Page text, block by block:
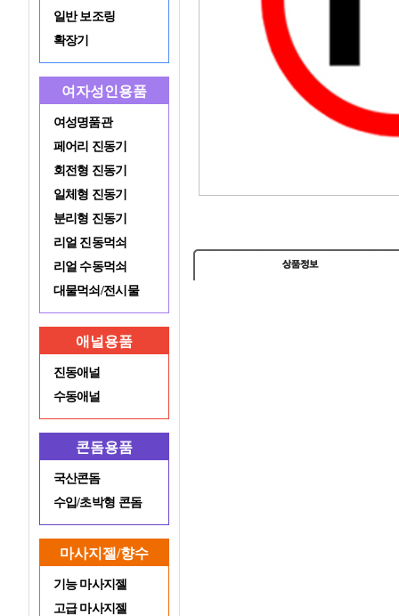
일반 보조링
확장기
여자성인용품
여성명품관
페어리 진동기
회전형 진동기
일체형 진동기
분리형 진동기
리얼 진동먹쇠
리얼 수동먹쇠
대물먹쇠/전시물
애널용품
진동애널
수동애널
콘돔용품
국산콘돔
수입/초박형 콘돔
마사지젤/향수
기능 마사지젤
고급 마사지젤